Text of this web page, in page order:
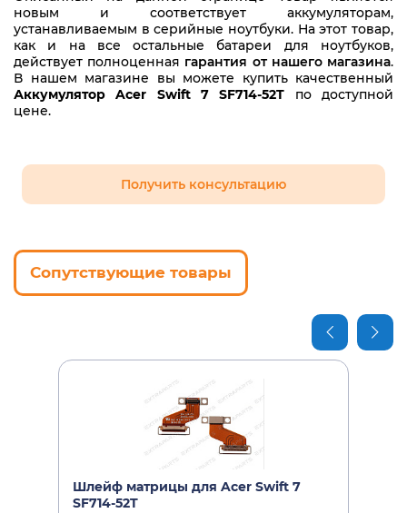
новым и соответствует аккумуляторам,
устанавливаемым в серийные ноутбуки. На этот товар,
как и на все остальные батареи для ноутбуков,
действует полноценная гарантия от нашего магазина.
В нашем магазине вы можете купить качественный
Аккумулятор Acer Swift 7 SF714-52T по доступной
цене.
Получить консультацию
Сопутствующие товары
Шлейф матрицы для Acer Swift 7
SF714-52T